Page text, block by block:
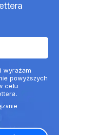
i wyrażam
powyższych
celu